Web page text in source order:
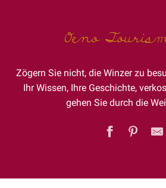
Oeno
Zögern Sie nicht, die Winzer zu
Ihr Wissen, Ihre Geschichte,
gehen Sie durch die